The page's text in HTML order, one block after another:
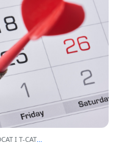
I T-CAT